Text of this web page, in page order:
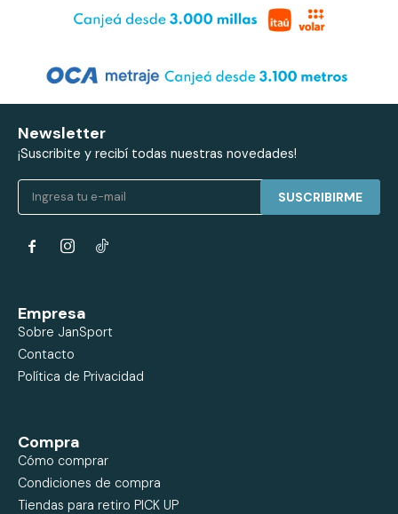
Newsletter
¡Suscribite y recibí todas nuestras novedades!
SUSCRIBIRME
 
Empresa
Sobre JanSport
Contacto
Política de Privacidad
Compra
Cómo comprar
Condiciones de compra
Tiendas para retiro PICK UP